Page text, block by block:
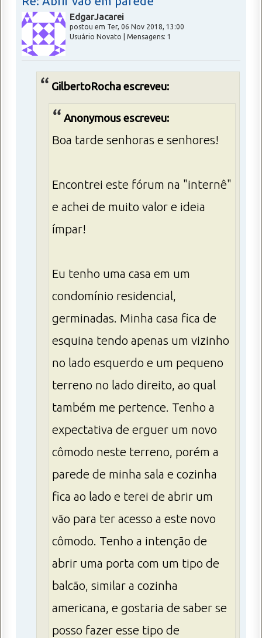
EdgarJacarei
postou em Ter, 06 Nov 2018, 13:00
Usuário Novato | Mensagens: 1
GilbertoRocha escreveu:
Anonymous escreveu:
Boa tarde senhoras e senhores!
Encontrei este fórum na "internê"
e achei de muito valor e ideia
ímpar!
Eu tenho uma casa em um
condomínio residencial,
germinadas. Minha casa fica de
esquina tendo apenas um vizinho
no lado esquerdo e um pequeno
terreno no lado direito, ao qual
também me pertence. Tenho a
expectativa de erguer um novo
cômodo neste terreno, porém a
parede de minha sala e cozinha
fica ao lado e terei de abrir um
vão para ter acesso a este novo
cômodo. Tenho a intenção de
abrir uma porta com um tipo de
balcão, similar a cozinha
americana, e gostaria de saber se
posso fazer esse tipo de